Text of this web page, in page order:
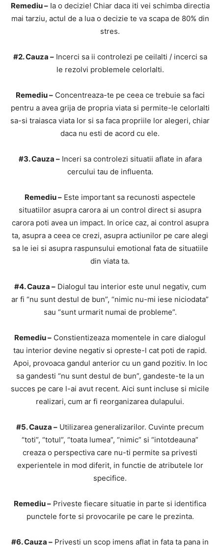
Remediu –Ia o decizie! Chiar daca iti vei schimba directia
mai tarziu, actul de a lua o decizie te va scapa de 80% din
stres.
#2. Cauza –Incerci sa ii controlezi pe ceilalti / incerci sa
le rezolvi problemele celorlalti.
Remediu –Concentreaza-te pe ceea ce trebuie sa faci
pentru a avea grija de propria viata si permite-le celorlalti
sa-si traiasca viata lor si sa faca propriile lor alegeri, chiar
daca nu esti de acord cu ele.
#3. Cauza –Inceri sa controlezi situatii aflate in afara
cercului tau de influenta.
Remediu – Este important sa recunosti aspectele
situatiilor asupra carora ai un control direct si asupra
carora poti avea un impact. In orice caz, ai control asupra
ta, asupra a ceea ce crezi, asupra actiunilor pe care alegi
sa le iei si asupra raspunsului emotional fata de situatiile
din viata ta.
#4. Cauza –Dialogul tau interior este unul negativ, cum
ar fi “nu sunt destul de bun”, “nimic nu-mi iese niciodata”
sau “sunt urmarit numai de probleme”.
Remediu – Constientizeaza momentele in care dialogul
tau interior devine negativ si opreste-l cat poti de rapid.
Apoi, provoaca gandul anterior cu un gand pozitiv. In loc
sa gandesti “nu sunt destul de bun”, gandeste-te la un
succes pe care l-ai avut recent. Aici sunt incluse si micile
realizari, cum ar fi reorganizarea dulapului.
#5. Cauza – Utilizarea generalizarilor. Cuvinte precum
“toti”, “totul”, “toata lumea”, “nimic” si “intotdeauna”
creaza o perspectiva care nu-ti permite sa privesti
experientele in mod diferit, in functie de atributele lor
specifice.
Remediu – Priveste fiecare situatie in parte si identifica
punctele forte si provocarile pe care le prezinta.
#6. Cauza – Privesti un scop imens aflat in fata ta pana in